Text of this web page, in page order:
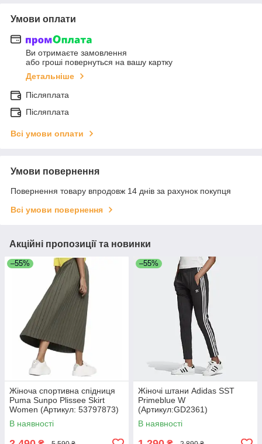
Умови оплати
Ви отримаєте замовлення
або гроші повернуться на вашу картку
Детальніше
Післяплата
Післяплата
Всі умови оплати
Умови повернення
Повернення товару впродовж 14 днів за рахунок покупця
Всі умови повернення
Акційні пропозиції та новинки
–55%
Жіноча спортивна спідниця
Puma Sunpo Plissee Skirt
Women (Артикул: 53797873)
тільки XL
В наявності
–55%
Жіночі штани Adidas SST
Primeblue W
(Артикул:GD2361)
В наявності